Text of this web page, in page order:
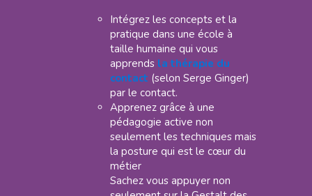
Intégrez les concepts et la
pratique dans une école à
taille humaine qui vous
apprends la thérapie du
contact (selon Serge Ginger)
par le contact.
Apprenez grâce à une
pédagogie active non
seulement les techniques mais
la posture qui est le cœur du
métier
Sachez vous appuyer non